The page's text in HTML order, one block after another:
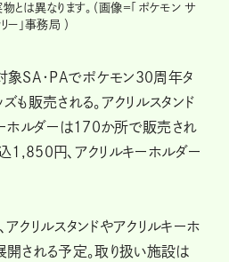
とは異なります。（画像＝「ポケモン サ
ー」事務局 ）
象SA・PAでポケモン30周年タ
も販売される。アクリルスタンド
ホルダーは170か所で販売され
込1,850円、アクリルキーホルダー
クリルスタンドやアクリルキーホ
開される予定。取り扱い施設は